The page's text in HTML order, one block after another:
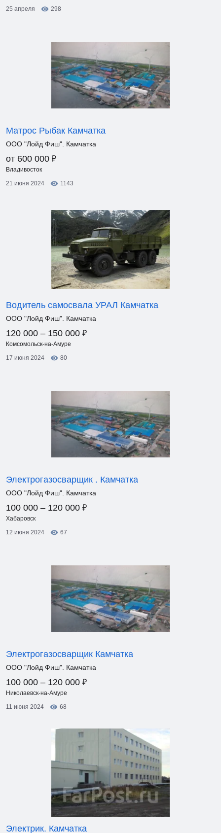
25 апреля
298
Матрос Рыбак Камчатка
ООО "Лойд Фиш". Камчатка
от 600 000 ₽
Владивосток
21 июня 2024
1143
Водитель самосвала УРАЛ Камчатка
ООО "Лойд Фиш". Камчатка
120 000 – 150 000 ₽
Комсомольск-на-Амуре
17 июня 2024
80
Электрогазосварщик . Камчатка
ООО "Лойд Фиш". Камчатка
100 000 – 120 000 ₽
Хабаровск
12 июня 2024
67
Электрогазосварщик Камчатка
ООО "Лойд Фиш". Камчатка
100 000 – 120 000 ₽
Николаевск-на-Амуре
11 июня 2024
68
Электрик. Камчатка